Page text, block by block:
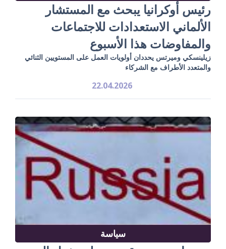
رئيس أوكرانيا يبحث مع المستشار
الألماني الاستعدادات للاجتماعات
والمفاوضات هذا الأسبوع
زيلينسكي وميرتس يحددان أولويات العمل على المستويين الثنائي
والمتعدد الأطراف مع الشركاء
22.04.2026
سياسة